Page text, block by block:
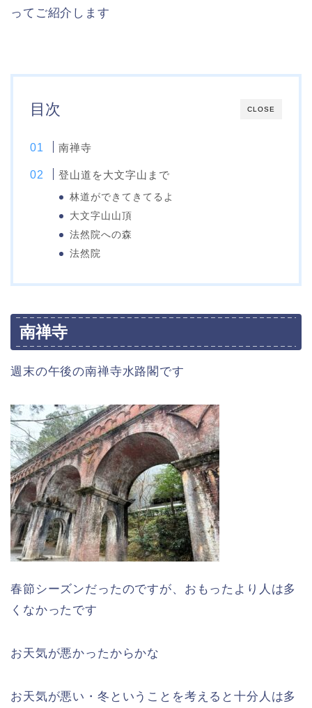
ってご紹介します
CLOSE
目次
南禅寺
登山道を大文字山まで
林道ができてきてるよ
大文字山山頂
法然院への森
法然院
南禅寺
週末の午後の南禅寺水路閣です
春節シーズンだったのですが、おもったより人は多
くなかったです
お天気が悪かったからかな
お天気が悪い・冬ということを考えると十分人は多